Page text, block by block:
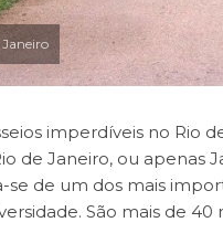
imperdíveis no Rio
de Janeiro, ou
se de um dos mais
São mais de